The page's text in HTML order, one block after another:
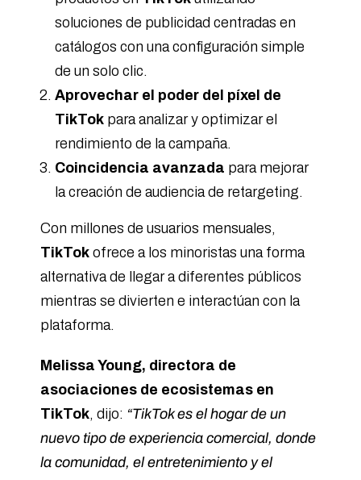
soluciones de publicidad centradas en
catálogos con una configuración simple
de un solo clic.
Aprovechar el poder del píxel de
TikTokpara analizar y optimizar el
rendimiento de la campaña.
Coincidencia avanzada para mejorar
la creación de audiencia de retargeting.
Con millones de usuarios mensuales,
TikTokofrece a los minoristas una forma
alternativa de llegar a diferentes públicos
mientras se divierten e interactúan con la
plataforma.
Melissa Young, directora de
asociaciones de ecosistemas en
TikTok, dijo: “TikTok es el hogar de un
nuevo tipo de experiencia comercial, donde
la comunidad, el entretenimiento y el